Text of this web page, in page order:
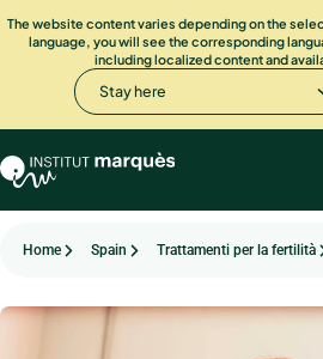
The website content varies depending on the
language, you will see the corresponding
including localized content and
Stay here
Home Spain Trattamenti per la fertilità